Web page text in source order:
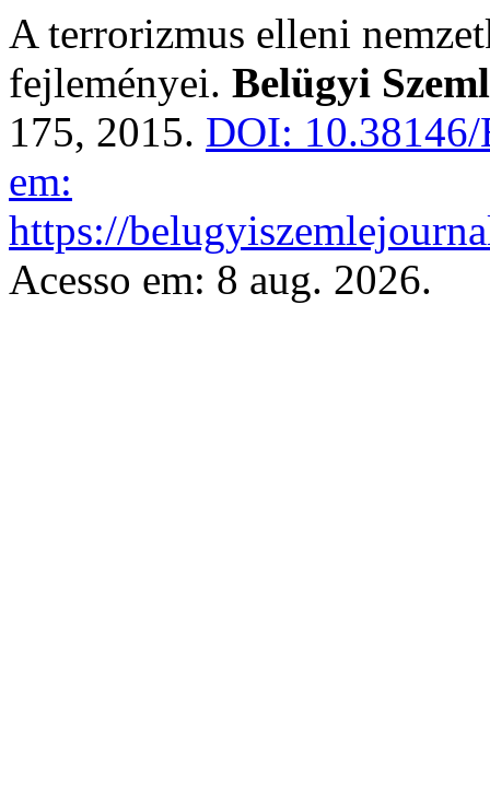
A terrorizmus elleni
fejleményei. Belügyi
175, 2015. DOI:
em:
https://
Acesso em: 8 aug. 2026.